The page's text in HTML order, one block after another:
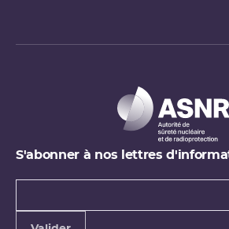
S'abonner à nos lettres
Types de